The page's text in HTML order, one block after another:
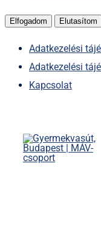
Elfogadom Elutasítom
Adatkezelési
Adatkezelési
Kapcsolat